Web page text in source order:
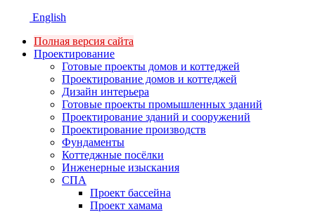
English
Полная версия сайта
Проектирование
Готовые проекты домов и коттеджей
Проектирование домов и коттеджей
Дизайн интерьера
Готовые проекты промышленных зданий
Проектирование зданий и сооружений
Проектирование производств
Фундаменты
Коттеджные посёлки
Инженерные изыскания
СПА
Проект бассейна
Проект хамама